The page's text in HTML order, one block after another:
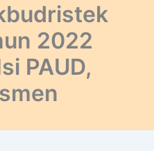
2022
PAUD,